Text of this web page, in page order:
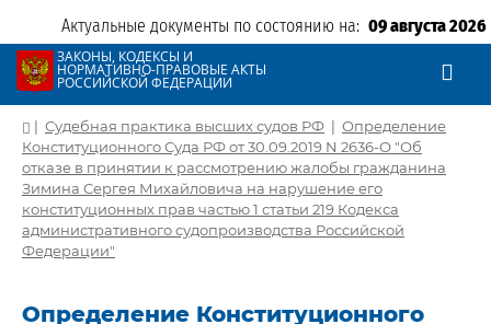
Актуальные документы по состоянию на: 09 августа 2026
ЗАКОНЫ, КОДЕКСЫ И
НОРМАТИВНО-ПРАВОВЫЕ АКТЫ
РОССИЙСКОЙ ФЕДЕРАЦИИ
| Судебная практика высших судов РФ | Определение
Конституционного Суда РФ от 30.09.2019 N 2636-О "Об
отказе в принятии к рассмотрению жалобы гражданина
Зимина Сергея Михайловича на нарушение его
конституционных прав частью 1 статьи 219 Кодекса
административного судопроизводства Российской
Федерации"
Определение Конституционного